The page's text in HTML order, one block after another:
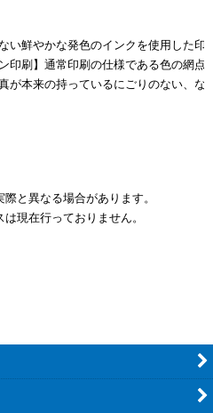
い鮮やかな発色のインクを使用した印
印刷】通常印刷の仕様である色の網
が本来の持っているにごりのない、な
と異なる場合があります。
現在行っておりません。